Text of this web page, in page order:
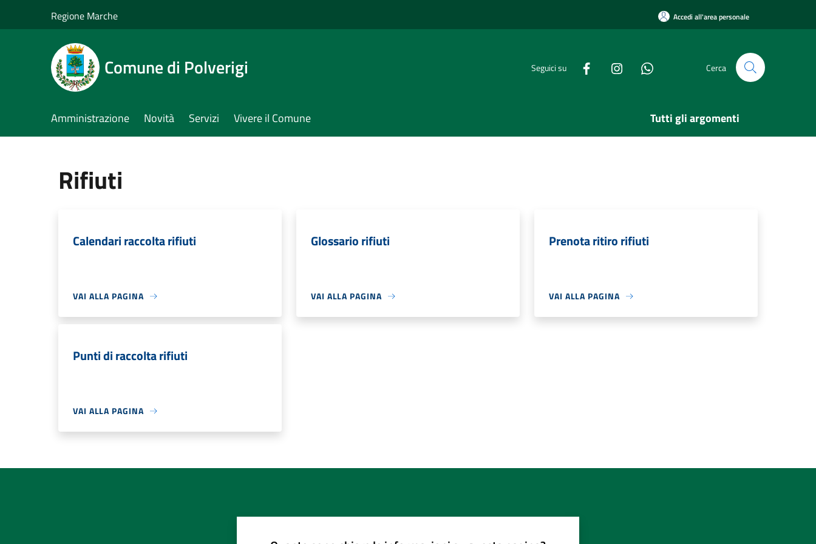
Regione Marche Accedi all'area personale
Comune di Polverigi Seguici su Cerca
Amministrazione Novità Servizi Vivere il Comune Tutti gli argomenti
Rifiuti
Calendari raccolta rifiuti
VAI ALLA PAGINA
Glossario rifiuti
VAI ALLA PAGINA
Prenota ritiro rifiuti
VAI ALLA PAGINA
Punti di raccolta rifiuti
VAI ALLA PAGINA